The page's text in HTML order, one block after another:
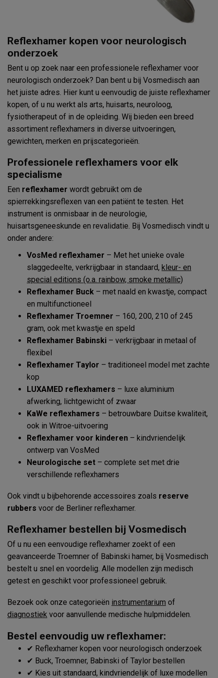
Reflexhamer kopen voor neurologisch
onderzoek
Bent u op zoek naar een professionele reflexhamer voor
neurologisch onderzoek? Dan bent u bij Vosmedisch aan
het juiste adres. Hier kunt u eenvoudig de juiste reflexhamer
kopen, of u nu werkt als arts, huisarts, neuroloog,
fysiotherapeut of in de opleiding. Wij bieden een breed
assortiment reflexhamers in diverse uitvoeringen,
gewichten, merken en prijscategorieën.
Professionele reflexhamers voor elk
specialisme
Een reflexhamer wordt gebruikt om de
spierrekkingsreflexen van een patiënt te testen. Het
instrument is onmisbaar in de neurologie,
huisartsgeneeskunde en revalidatie. Bij Vosmedisch vindt u
onder andere:
VosMed reflexhamer – Met het unieke ovale
slaggedeelte, verkrijgbaar in standaard, kleur- en
special editions (o.a. rainbow, smoke metallic)
Reflexhamer Buck – met naald en kwastje, compact
en multifunctioneel
Reflexhamer Troemner – 160, 200, 210 of 245
gram, ook met kwastje en speld
Reflexhamer Babinski – verkrijgbaar in metaal of
flexibel
Reflexhamer Taylor – traditioneel model met zachte
kop
LUXAMED reflexhamers – luxe aluminium
afwerking, lichtgewicht of zwaar
KaWe reflexhamers – betrouwbare Duitse kwaliteit,
ook in Witroe-uitvoering
Reflexhamer voor kinderen – kindvriendelijk
ontwerp van VosMed
Neurologische set – complete set met drie
verschillende reflexhamers
Ook vindt u bijbehorende accessoires zoals reserve
rubbers voor de Berliner reflexhamer.
Reflexhamer bestellen bij Vosmedisch
Of u nu een eenvoudige reflexhamer zoekt of een
geavanceerde Troemner of Babinski hamer, bij Vosmedisch
bestelt u snel en voordelig. Alle modellen zijn medisch
getest en geschikt voor professioneel gebruik.
Bezoek ook onze categorieën instrumentarium of
diagnostiek voor aanvullende medische hulpmiddelen.
Bestel eenvoudig uw reflexhamer:
✔ Reflexhamer kopen voor neurologisch onderzoek
✔ Buck, Troemner, Babinski of Taylor bestellen
✔ Kies uit standaard, kindvriendelijk of luxe modellen